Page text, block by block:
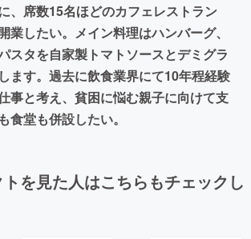
、席数15名ほどのカフェレストラン
業したい。メイン料理はハンバーグ、
スタを自家製トマトソースとデミグラ
ます。過去に飲食業界にて10年程経験
事と考え、貧困に悩む親子に向けて支
食堂も併設したい。
を見た人はこちらもチェックし